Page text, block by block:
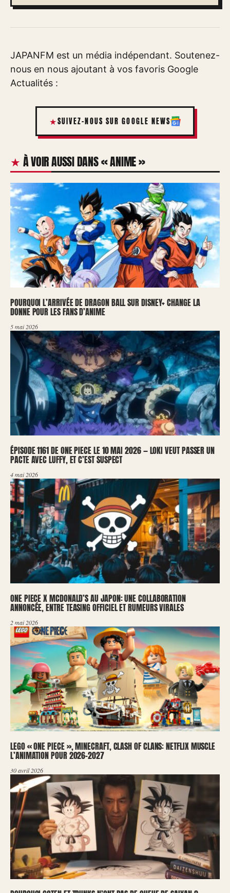
JAPANFM est un média indépendant. Soutenez-
nous en nous ajoutant à vos favoris Google
Actualités :
SUIVEZ-NOUS SUR GOOGLE NEWS
À VOIR AUSSI DANS « ANIME »
POURQUOI L’ARRIVÉE DE DRAGON BALL SUR DISNEY+ CHANGE LA
DONNE POUR LES FANS D’ANIME
5 mai 2026
ÉPISODE 1161 DE ONE PIECE LE 10 MAI 2026 — LOKI VEUT PASSER UN
PACTE AVEC LUFFY, ET C’EST SUSPECT
4 mai 2026
ONE PIECE X MCDONALD’S AU JAPON: UNE COLLABORATION
ANNONCÉE, ENTRE TEASING OFFICIEL ET RUMEURS VIRALES
2 mai 2026
LEGO « ONE PIECE », MINECRAFT, CLASH OF CLANS: NETFLIX MUSCLE
L’ANIMATION POUR 2026-2027
30 avril 2026